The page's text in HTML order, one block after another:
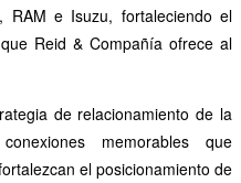
RAM e Isuzu, fortaleciendo el
Reid & Compañía ofrece al
de relacionamiento de la
memorables que
el posicionamiento de